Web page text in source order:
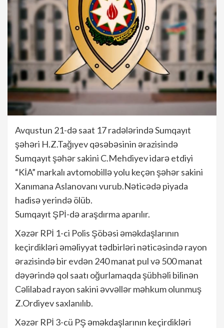
Avqustun 21-də saat 17 radələrində Sumqayıt
şəhəri H.Z.Tağıyev qəsəbəsinin ərazisində
Sumqayıt şəhər sakini C.Mehdiyev idarə etdiyi
“KİA” markalı avtomobillə yolu keçən şəhər sakini
Xanımana Aslanovanı vurub.Nəticədə piyada
hadisə yerində ölüb.
Sumqayıt ŞPİ-də araşdırma aparılır.
Xəzər RPİ 1-ci Polis Şöbəsi əməkdaşlarının
keçirdikləri əməliyyat tədbirləri nəticəsində rayon
ərazisində bir evdən 240 manat pul və 500 manat
dəyərində qol saatı oğurlamaqda şübhəli bilinən
Cəlilabad rayon sakini əvvəllər məhkum olunmuş
Z.Ordiyev saxlanılıb.
Xəzər RPİ 3-cü PŞ əməkdaşlarının keçirdikləri